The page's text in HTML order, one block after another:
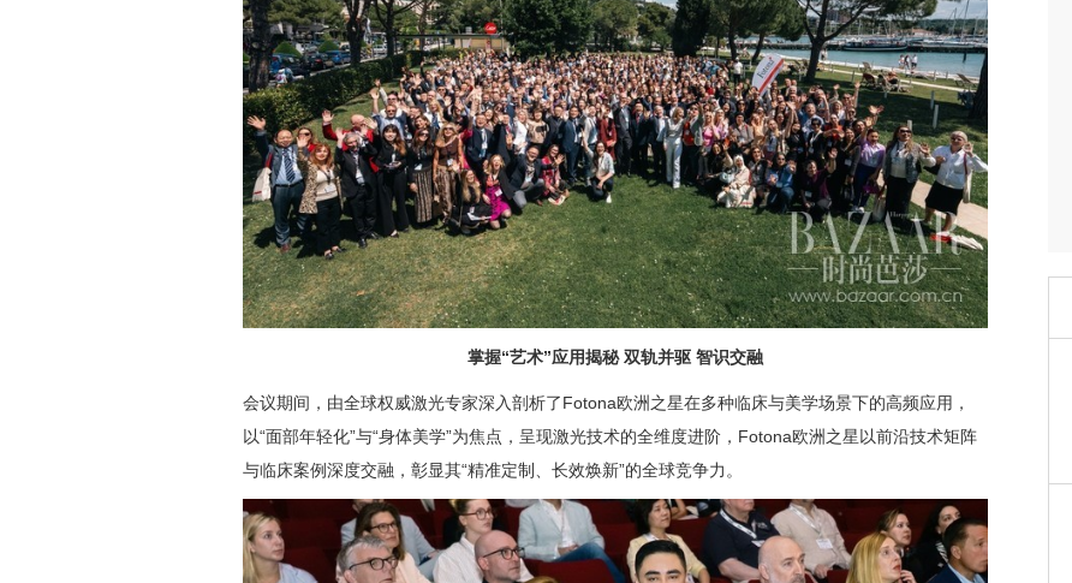
掌握“艺术”应用揭秘 双轨并驱 智识交融
会议期间，由全球权威激光专家深入剖析了Fotona欧洲之星在多种临床与美学场景下的高频应用，
以“面部年轻化”与“身体美学”为焦点，呈现激光技术的全维度进阶，Fotona欧洲之星以前沿技术矩阵
与临床案例深度交融，彰显其“精准定制、长效焕新”的全球竞争力。